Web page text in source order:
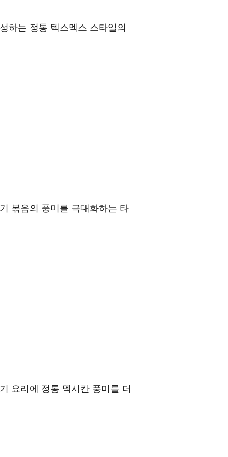
하는 정통 텍스멕스 스타일의
볶음의 풍미를 극대화하는 타
요리에 정통 멕시칸 풍미를 더